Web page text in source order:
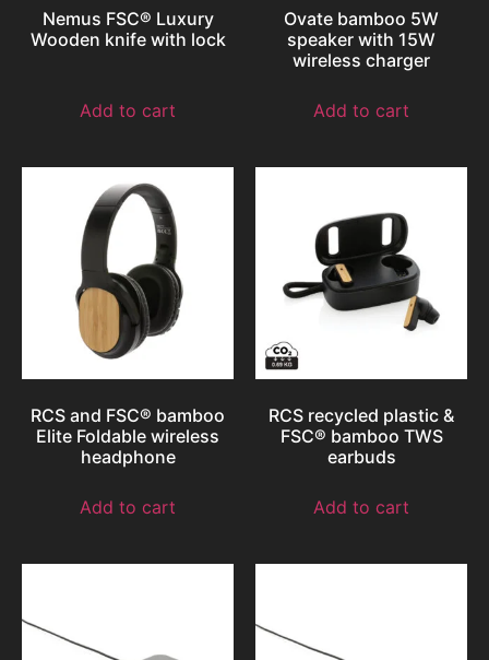
Nemus FSC® Luxury
Wooden knife with lock
Add to cart
Ovate bamboo 5W
speaker with 15W
wireless charger
Add to cart
RCS and FSC® bamboo
Elite Foldable wireless
headphone
Add to cart
RCS recycled plastic &
FSC® bamboo TWS
earbuds
Add to cart